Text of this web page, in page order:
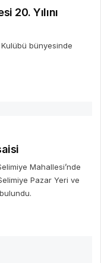
20. Yılını
bünyesinde
Mahallesi’nde
Pazar Yeri ve